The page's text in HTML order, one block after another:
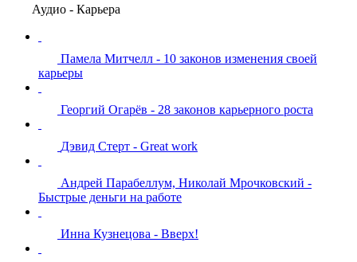
Аудио - Карьера
Памела Митчелл - 10 законов изменения своей
карьеры
Георгий Огарёв - 28 законов карьерного роста
Дэвид Стерт - Great work
Андрей Парабеллум, Николай Мрочковский -
Быстрые деньги на работе
Инна Кузнецова - Вверх!